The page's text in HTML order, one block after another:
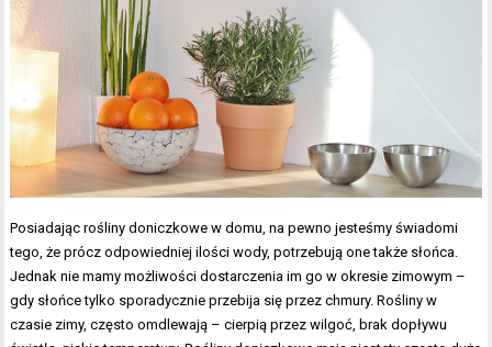
Posiadając rośliny doniczkowe w domu, na pewno jesteśmy świadomi
tego, że prócz odpowiedniej ilości wody, potrzebują one także słońca.
Jednak nie mamy możliwości dostarczenia im go w okresie zimowym –
gdy słońce tylko sporadycznie przebija się przez chmury. Rośliny w
czasie zimy, często omdlewają – cierpią przez wilgoć, brak dopływu